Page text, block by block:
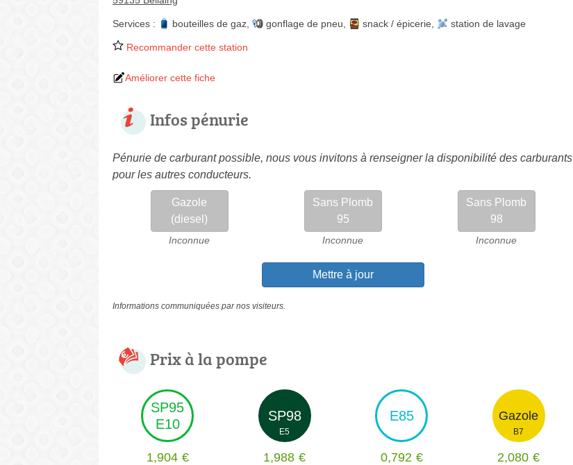
Services : bouteilles de gaz gonflage de pneu snack / épicerie station de lavage
Recommander cette station
Améliorer cette fiche
Infos pénurie
Pénurie de carburant possible, nous vous invitons à renseigner la disponibilité des carburants
pour les autres conducteurs.
Gazole
(diesel)
Inconnue
Sans Plomb
95
Inconnue
Sans Plomb
98
Inconnue
Mettre à jour
Informations communiquées par nos visiteurs.
Prix à la pompe
SP95
E10
1,904 €
SP98
E5
1,988 €
E85
0,792 €
Gazole
B7
2,080 €